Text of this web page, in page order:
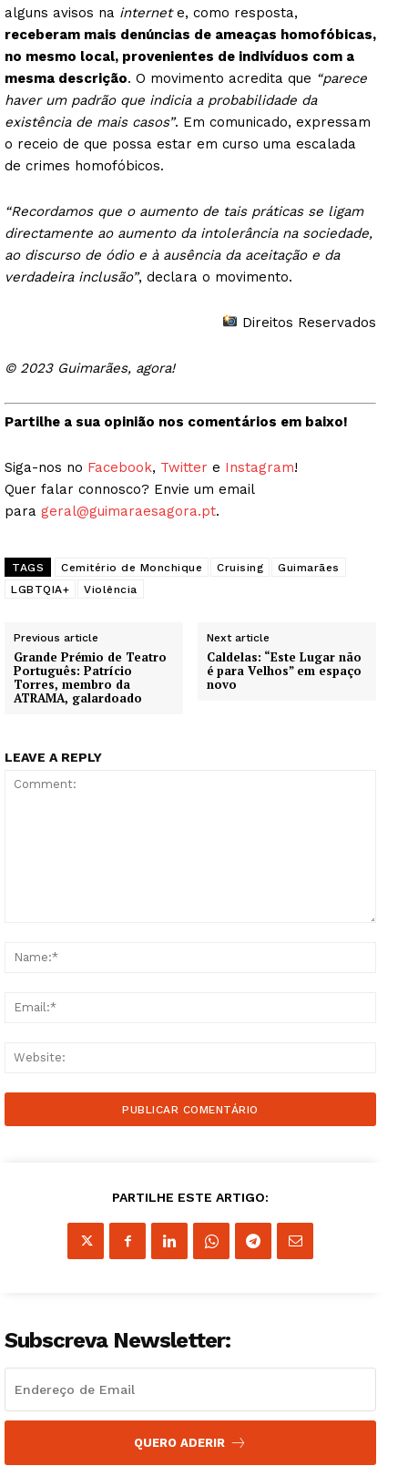
alguns avisos na internete, como resposta,
receberam mais denúncias de ameaças homofóbicas,
no mesmo local, provenientes de indivíduos com a
mesma descrição. O movimento acredita que “parece
haver um padrão que indicia a probabilidade da
existência de mais casos”. Em comunicado, expressam
o receio de que possa estar em curso uma escalada
de crimes homofóbicos.
“Recordamos que o aumento de tais práticas se ligam
directamente ao aumento da intolerância na sociedade,
ao discurso de ódio e à ausência da aceitação e da
verdadeira inclusão”, declara o movimento.
Direitos Reservados
© 2023 Guimarães, agora!
Partilhe a sua opinião nos comentários em baixo!
Siga-nos no Facebook, Twitter e Instagram!
Quer falar connosco? Envie um email
para geral@guimaraesagora.pt.
TAGS Cemitério de Monchique Cruising
Guimarães
LGBTQIA+
Violência
Previous article
Grande Prémio de Teatro
Português: Patrício
Torres, membro da
ATRAMA, galardoado
Next article
Caldelas: “Este Lugar não
é para Velhos” em espaço
novo
LEAVE A REPLY
PARTILHE ESTE ARTIGO:
Subscreva Newsletter:
QUERO ADERIR